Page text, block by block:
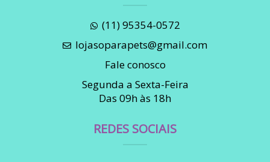
(11) 95354-0572
lojasoparapets@gmail.com
Fale conosco
Segunda a Sexta-Feira
Das 09h às 18h
REDES SOCIAIS